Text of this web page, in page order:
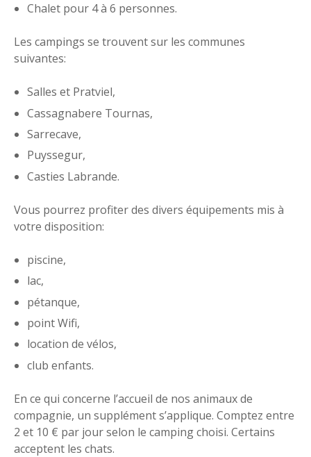
Chalet pour 4 à 6 personnes.
Les campings se trouvent sur les communes
suivantes:
Salles et Pratviel,
Cassagnabere Tournas,
Sarrecave,
Puyssegur,
Casties Labrande.
Vous pourrez profiter des divers équipements mis à
votre disposition:
piscine,
lac,
pétanque,
point Wifi,
location de vélos,
club enfants.
En ce qui concerne l’accueil de nos animaux de
compagnie, un supplément s’applique. Comptez entre
2 et 10 € par jour selon le camping choisi. Certains
acceptent les chats.